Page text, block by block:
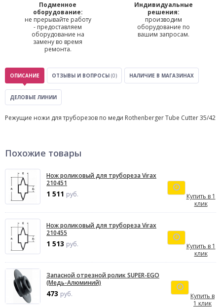
Подменное
оборудование:
не прерывайте работу
- предоставляем
оборудование на
замену во время
ремонта.
Индивидуальные
решения:
производим
оборудование по
вашим запросам.
ОПИСАНИЕ ОТЗЫВЫ И ВОПРОСЫ (0) НАЛИЧИЕ В МАГАЗИНАХ
ДЕЛОВЫЕ ЛИНИИ
Режущие ножи для труборезов по меди Rothenberger Tube Cutter 35/42
Похожие товары
Нож роликовый для трубореза Virax
210451
1 511 руб.
Купить в 1
клик
Нож роликовый для трубореза Virax
210455
1 513 руб.
Купить в 1
клик
Запасной отрезной ролик SUPER-EGO
(Медь-Алюминий)
473 руб.
Купить в
1 клик